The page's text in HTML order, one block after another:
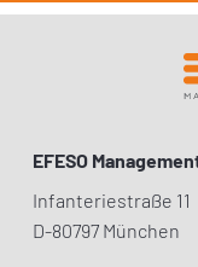
EFESO
Infanteriestraße 11
D-80797 München